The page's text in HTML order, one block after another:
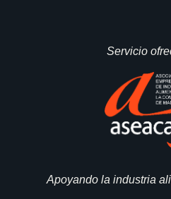
Servicio
Apoyando la industria